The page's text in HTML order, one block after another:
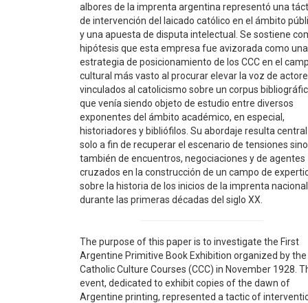
albores de la imprenta argentina representó una
de intervención del laicado católico en el ámbito
y una apuesta de disputa intelectual. Se sostiene
hipótesis que esta empresa fue avizorada como una
estrategia de posicionamiento de los CCC en el
cultural más vasto al procurar elevar la voz de
vinculados al catolicismo sobre un corpus
que venía siendo objeto de estudio entre diversos
exponentes del ámbito académico, en especial,
historiadores y bibliófilos. Su abordaje resulta
solo a fin de recuperar el escenario de tensiones sino
también de encuentros, negociaciones y de agentes
cruzados en la construcción de un campo de
sobre la historia de los inicios de la imprenta nacional
durante las primeras décadas del siglo XX.
The purpose of this paper is to investigate the First
Argentine Primitive Book Exhibition organized by the
Catholic Culture Courses (CCC) in November 1928.
event, dedicated to exhibit copies of the dawn of
Argentine printing, represented a tactic of